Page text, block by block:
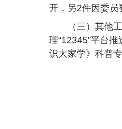
开，另2件因委员
（三）其他
理“12345”平台
识大家学》科普